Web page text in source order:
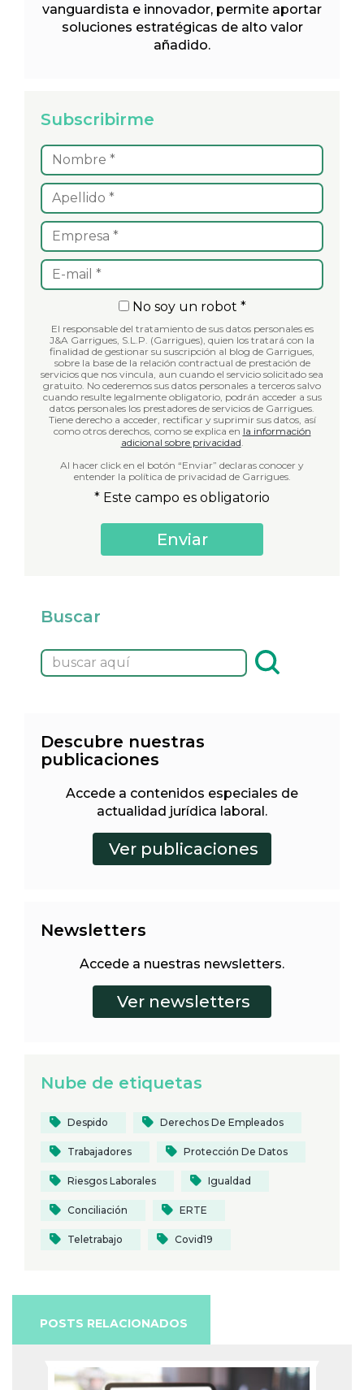
vanguardista e innovador, permite aportar
soluciones estratégicas de alto valor
añadido.
Subscribirme
No soy un robot *
El responsable del tratamiento de sus datos personales es
J&A Garrigues, S.L.P. (Garrigues), quien los tratará con la
finalidad de gestionar su suscripción al blog de Garrigues,
sobre la base de la relación contractual de prestación de
servicios que nos vincula, aun cuando el servicio solicitado sea
gratuito. No cederemos sus datos personales a terceros salvo
cuando resulte legalmente obligatorio, podrán acceder a sus
datos personales los prestadores de servicios de Garrigues.
Tiene derecho a acceder, rectificar y suprimir sus datos, así
como otros derechos, como se explica en la información
adicional sobre privacidad
Al hacer click en el botón “Enviar” declaras conocer y
entender la política de privacidad de Garrigues.
* Este campo es obligatorio
Buscar
Descubre nuestras
publicaciones
Accede a contenidos especiales de
actualidad jurídica laboral.
Newsletters
Accede a nuestras newsletters.
Nube de etiquetas
Despido Derechos De Empleados
Trabajadores Protección De Datos
Riesgos Laborales Igualdad
Conciliación ERTE
Teletrabajo Covid19
POSTS RELACIONADOS